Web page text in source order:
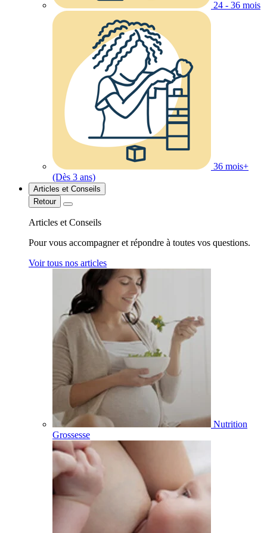
24 - 36 mois
36 mois+
(Dès 3 ans)
Articles et Conseils
Retour
Articles et Conseils
Pour vous accompagner et répondre à toutes vos questions.
Voir tous nos articles
Nutrition
Grossesse